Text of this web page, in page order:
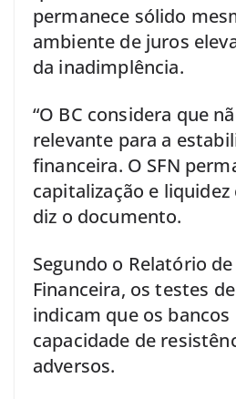
permanece sólido
ambiente de juros
da inadimplência.
“O BC considera que
relevante para a
financeira. O SFN
capitalização e liquidez
diz o documento.
Segundo o Relatório
Financeira, os testes
indicam que os
capacidade de
adversos.